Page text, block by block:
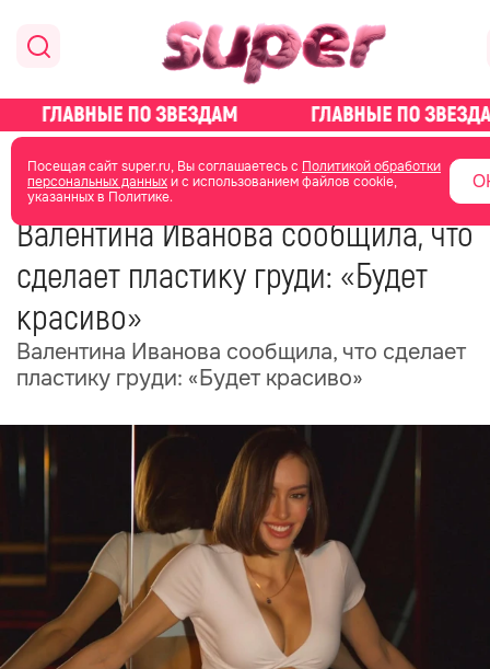
Посещая сайт super.ru, Вы соглашаетесь с Политикой обработки
персональных данныхи с использованием файлов cookie,
указанных в Политике.
главная новости о звездах новости
12 мая 17:14
Валентина Иванова сообщила, что
сделает пластику груди: «Будет
красиво»
Валентина Иванова сообщила, что сделает
пластику груди: «Будет красиво»